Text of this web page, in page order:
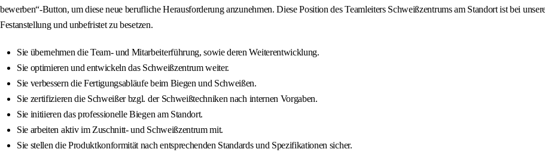
bewerben“-Button, um diese neue berufliche Herausforderung anzunehmen. Diese Position des Teamleiters Schweißzentrums am Standort ist bei
Festanstellung und unbefristet zu besetzen.
Sie übernehmen die Team- und Mitarbeiterführung, sowie deren Weiterentwicklung.
Sie optimieren und entwickeln das Schweißzentrum weiter.
Sie verbessern die Fertigungsabläufe beim Biegen und Schweißen.
Sie zertifizieren die Schweißer bzgl. der Schweißtechniken nach internen Vorgaben.
Sie initiieren das professionelle Biegen am Standort.
Sie arbeiten aktiv im Zuschnitt- und Schweißzentrum mit.
Sie stellen die Produktkonformität nach entsprechenden Standards und Spezifikationen sicher.